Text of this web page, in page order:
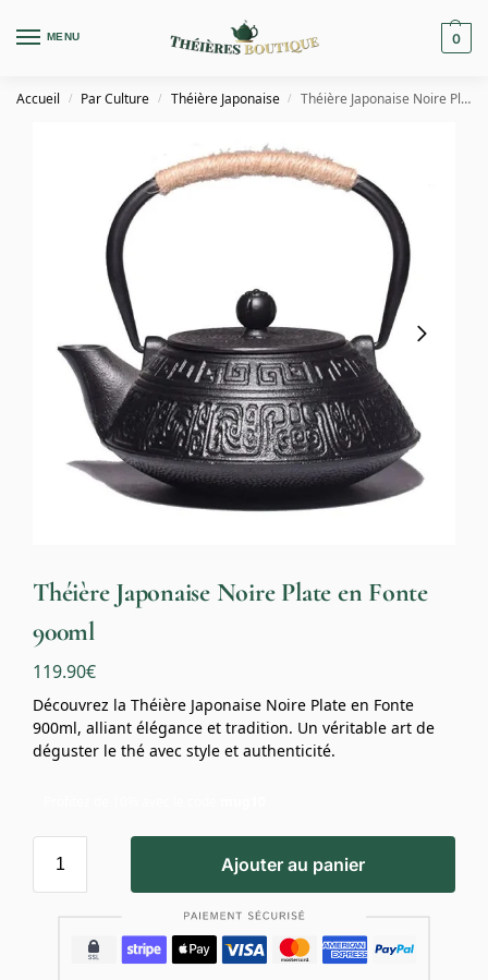
MENU 0
Accueil / Par Culture / Théière Japonaise / Théière Japonaise Noire Plate en Fonte 900ml
Théière Japonaise Noire Plate en Fonte
900ml
119.90€
Découvrez la Théière Japonaise Noire Plate en Fonte
900ml, alliant élégance et tradition. Un véritable art de
déguster le thé avec style et authenticité.
Ajouter au panier